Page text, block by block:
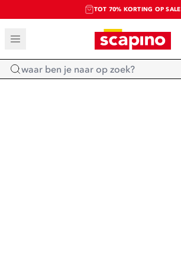
TOT 70% KORTING OP SALE
SALE: LAATSTE KANS!
SHOP NIEUW
Home